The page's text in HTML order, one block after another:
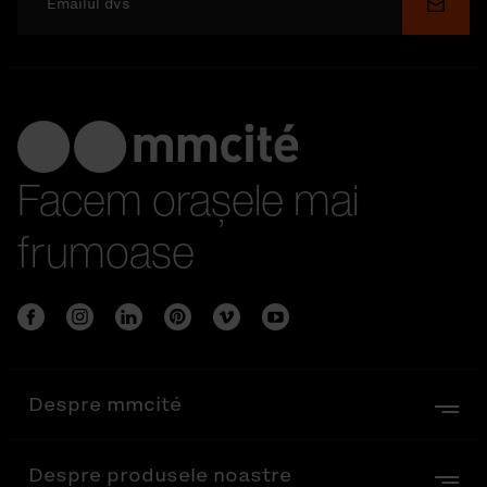
Facem orașele mai
frumoase
Despre mmcité
Despre produsele noastre